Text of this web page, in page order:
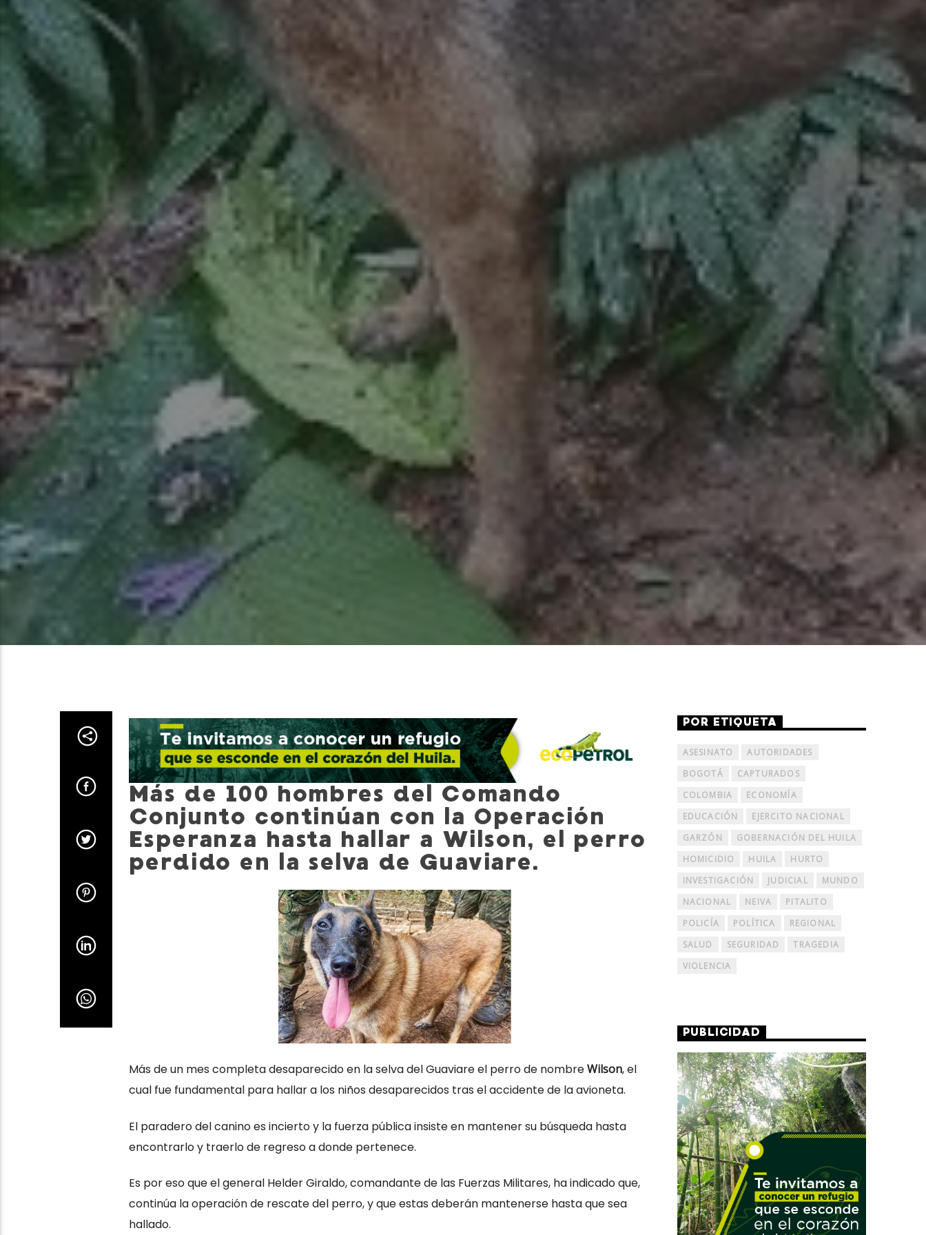
Más de 100 hombres del Comando
Conjunto continúan con la Operación
Esperanza hasta hallar a Wilson, el perro
perdido en la selva de Guaviare.
Más de un mes completa desaparecido en la selva del Guaviare el perro de nombreWilson, el
cual fue fundamental para hallar a los niños desaparecidos tras el accidente de la avioneta.
El paradero del canino es incierto y la fuerza pública insiste en mantener su búsqueda hasta
encontrarlo y traerlo de regreso a donde pertenece.
Es por eso que el general Helder Giraldo, comandante de las Fuerzas Militares, ha indicado que,
continúa la operación de rescate del perro, y que estas deberán mantenerse hasta que sea
hallado.
POR ETIQUETA
ASESINATO
AUTORIDADES
BOGOTÁ
CAPTURADOS
COLOMBIA
ECONOMÍA
EDUCACIÓN
EJERCITO NACIONAL
GARZÓN
GOBERNACIÓN DEL HUILA
HOMICIDIO
HUILA
HURTO
INVESTIGACIÓN
JUDICIAL
MUNDO
NACIONAL
NEIVA
PITALITO
POLICÍA
POLÍTICA
REGIONAL
SALUD
SEGURIDAD
TRAGEDIA
VIOLENCIA
PUBLICIDAD